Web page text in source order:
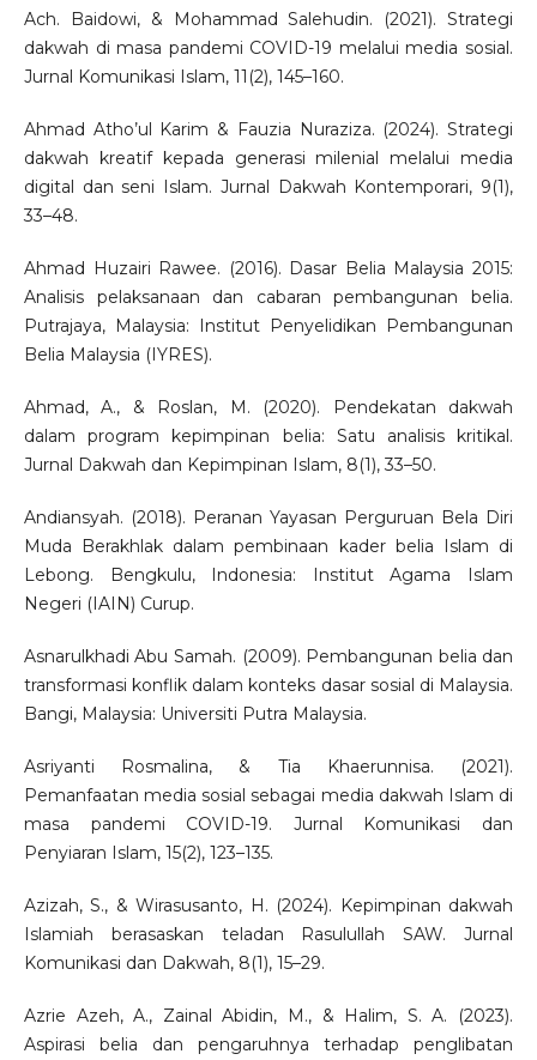
Ach. Baidowi, & Mohammad Salehudin. (2021). Strategi
dakwah di masa pandemi COVID-19 melalui media sosial.
Jurnal Komunikasi Islam, 11(2), 145–160.
Ahmad Atho’ul Karim & Fauzia Nuraziza. (2024). Strategi
dakwah kreatif kepada generasi milenial melalui media
digital dan seni Islam. Jurnal Dakwah Kontemporari, 9(1),
33–48.
Ahmad Huzairi Rawee. (2016). Dasar Belia Malaysia 2015:
Analisis pelaksanaan dan cabaran pembangunan belia.
Putrajaya, Malaysia: Institut Penyelidikan Pembangunan
Belia Malaysia (IYRES).
Ahmad, A., & Roslan, M. (2020). Pendekatan dakwah
dalam program kepimpinan belia: Satu analisis kritikal.
Jurnal Dakwah dan Kepimpinan Islam, 8(1), 33–50.
Andiansyah. (2018). Peranan Yayasan Perguruan Bela Diri
Muda Berakhlak dalam pembinaan kader belia Islam di
Lebong. Bengkulu, Indonesia: Institut Agama Islam
Negeri (IAIN) Curup.
Asnarulkhadi Abu Samah. (2009). Pembangunan belia dan
transformasi konflik dalam konteks dasar sosial di Malaysia.
Bangi, Malaysia: Universiti Putra Malaysia.
Asriyanti Rosmalina, & Tia Khaerunnisa. (2021).
Pemanfaatan media sosial sebagai media dakwah Islam di
masa pandemi COVID-19. Jurnal Komunikasi dan
Penyiaran Islam, 15(2), 123–135.
Azizah, S., & Wirasusanto, H. (2024). Kepimpinan dakwah
Islamiah berasaskan teladan Rasulullah SAW. Jurnal
Komunikasi dan Dakwah, 8(1), 15–29.
Azrie Azeh, A., Zainal Abidin, M., & Halim, S. A. (2023).
Aspirasi belia dan pengaruhnya terhadap penglibatan